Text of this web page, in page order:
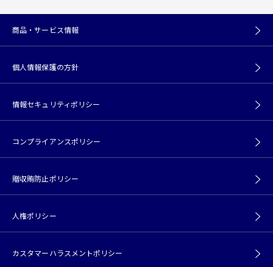
商品・サービス情報
個人情報保護の方針
情報セキュリティポリシー
コンプライアンスポリシー
贈収賄防止ポリシー
人権ポリシー
カスタマーハラスメントポリシー